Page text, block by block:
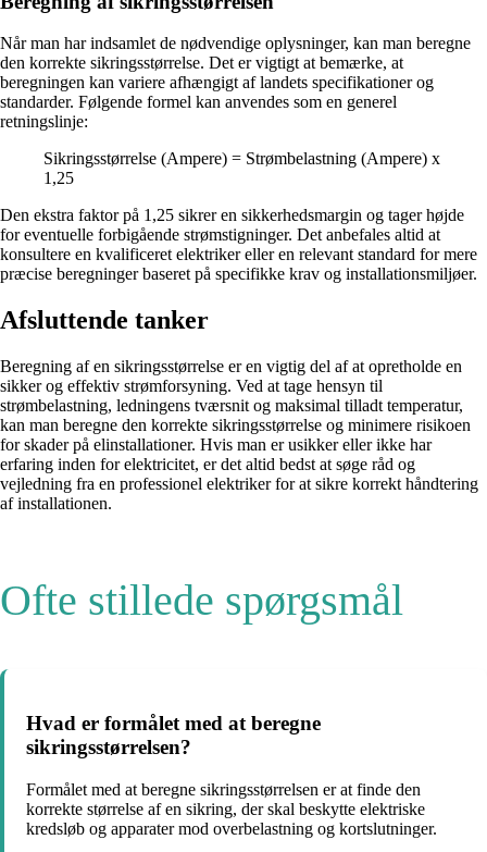
Når man har indsamlet de nødvendige oplysninger, kan man beregne
den korrekte sikringsstørrelse. Det er vigtigt at bemærke, at
beregningen kan variere afhængigt af landets specifikationer og
standarder. Følgende formel kan anvendes som en generel
retningslinje:
Sikringsstørrelse (Ampere) = Strømbelastning (Ampere) x
1,25
Den ekstra faktor på 1,25 sikrer en sikkerhedsmargin og tager højde
for eventuelle forbigående strømstigninger. Det anbefales altid at
konsultere en kvalificeret elektriker eller en relevant standard for mere
præcise beregninger baseret på specifikke krav og installationsmiljøer.
Afsluttende tanker
Beregning af en sikringsstørrelse er en vigtig del af at opretholde en
sikker og effektiv strømforsyning. Ved at tage hensyn til
strømbelastning, ledningens tværsnit og maksimal tilladt temperatur,
kan man beregne den korrekte sikringsstørrelse og minimere risikoen
for skader på elinstallationer. Hvis man er usikker eller ikke har
erfaring inden for elektricitet, er det altid bedst at søge råd og
vejledning fra en professionel elektriker for at sikre korrekt håndtering
af installationen.
Ofte stillede spørgsmål
Hvad er formålet med at beregne
sikringsstørrelsen?
Formålet med at beregne sikringsstørrelsen er at finde den
korrekte størrelse af en sikring, der skal beskytte elektriske
kredsløb og apparater mod overbelastning og kortslutninger.